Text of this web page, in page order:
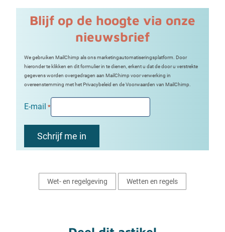
Blijf op de hoogte via onze
nieuwsbrief
We gebruiken MailChimp als ons marketingautomatiseringsplatform. Door
hieronder te klikken en dit formulier in te dienen, erkent u dat de door u verstrekte
gegevens worden overgedragen aan MailChimp voor verwerking in
overeenstemming met het Privacybeleid en de Voorwaarden van MailChimp.
E-mail *
Wet- en regelgeving Wetten en regels